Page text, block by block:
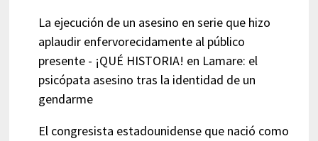
La ejecución de un asesino en serie que hizo
aplaudir enfervorecidamente al público
presente - ¡QUÉ HISTORIA! en Lamare: el
psicópata asesino tras la identidad de un
gendarme
El congresista estadounidense que nació como